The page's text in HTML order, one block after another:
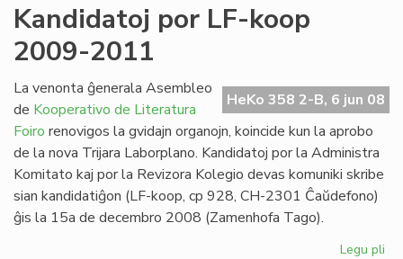
Kandidatoj por LF-koop
2009-2011
HeKo 358 2-B, 6 jun 08
La venonta ĝenerala Asembleo
de Kooperativo de Literatura
Foiro renovigos la gvidajn organojn, koincide kun la aprobo
de la nova Trijara Laborplano. Kandidatoj por la Administra
Komitato kaj por la Revizora Kolegio devas komuniki skribe
sian kandidatiĝon (LF-koop, cp 928, CH-2301 Ĉaŭdefono)
ĝis la 15a de decembro 2008 (Zamenhofa Tago).
Legu pli